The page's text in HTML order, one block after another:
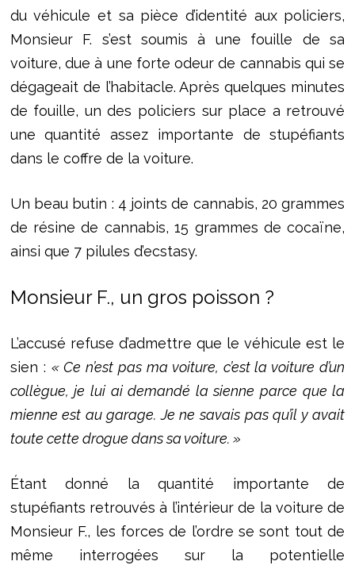
du véhicule et sa pièce d’identité aux policiers,
Monsieur F. s’est soumis à une fouille de sa
voiture, due à une forte odeur de cannabis qui se
dégageait de l’habitacle. Après quelques minutes
de fouille, un des policiers sur place a retrouvé
une quantité assez importante de stupéfiants
dans le coffre de la voiture.
Un beau butin : 4 joints de cannabis, 20 grammes
de résine de cannabis, 15 grammes de cocaïne,
ainsi que 7 pilules d’ecstasy.
Monsieur F., un gros poisson ?
L’accusé refuse d’admettre que le véhicule est le
sien : « Ce n’est pas ma voiture, c’est la voiture d’un
collègue, je lui ai demandé la sienne parce que la
mienne est au garage. Je ne savais pas qu’il y avait
toute cette drogue dans sa voiture. »
Étant donné la quantité importante de
stupéfiants retrouvés à l’intérieur de la voiture de
Monsieur F., les forces de l’ordre se sont tout de
même interrogées sur la potentielle